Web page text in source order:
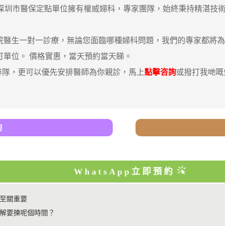
醫保定點單位擁有權威婦科，專家團隊，始終秉持精湛技
一對一診療，無論您面臨哪種婦科問題，我們的專家都將為
位。 價格實惠，當天預約當天睇。
，更可以優先安排醫師為你親診，馬上點擊咨詢或撥打我哋
WhatsApp立即預約
關重要
要揀呢個時間？